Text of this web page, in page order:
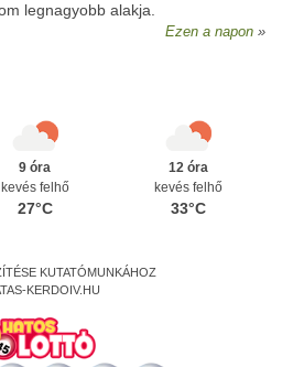
legnagyobb alakja.
Ezen a napon
9 óra
kevés felhő
27°C
12 óra
kevés felhő
33°C
KUTATÓMUNKÁHOZ
KERDOIV.HU